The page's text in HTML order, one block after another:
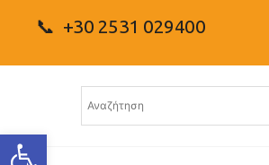
Ανοίξτε τη γραμμή εργαλείων
📞 +30 2531 029400